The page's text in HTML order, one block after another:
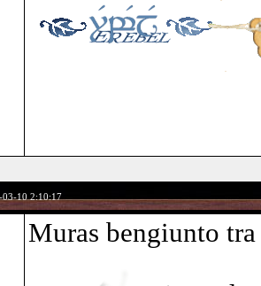
10 2:10:17
Muras bengiunto